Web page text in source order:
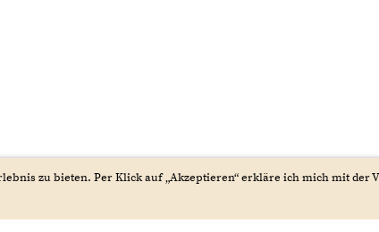
zu bieten. Per Klick auf „Akzeptieren“ erkläre ich mich mit der